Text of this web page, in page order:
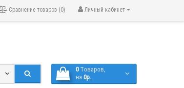
Личный кабинет
Сравнение товаров (0)
0 Tоваров,
на 0р.